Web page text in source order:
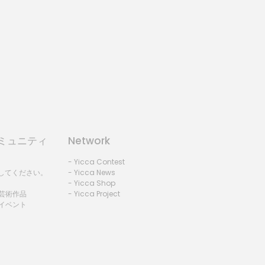
ュニティ
ください。
術作品
ベント
Network
- Yicca Contest
- Yicca News
- Yicca Shop
- Yicca Project